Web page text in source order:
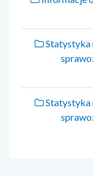
Statystyka
Statystyka